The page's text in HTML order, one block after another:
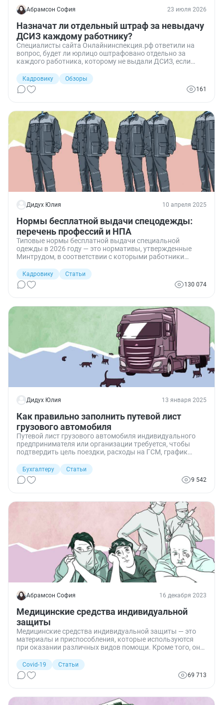
Абрамсон София 23 июля 2026
Назначат ли отдельный штраф за невыдачу
ДСИЗ каждому работнику?
Специалисты сайта Онлайнинспекция.рф ответили на
вопрос, будет ли юрлицо оштрафовано отдельно за
каждого работника, которому не выдали ДСИЗ, если
Кадровику
Обзоры
161
Дидух Юлия 10 апреля 2025
Нормы бесплатной выдачи спецодежды:
перечень профессий и НПА
Типовые нормы бесплатной выдачи специальной
одежды в 2026 году — это нормативы, утвержденные
Минтрудом, в соответствии с которыми работники
уборы, перчатки, очки и респираторы. Если
работодатель обеспечивает персонал положенными
средствами индивидуальной защиты в меньшем
Кадровику
Статьи
130 074
Дидух Юлия 13 января 2025
Как правильно заполнить путевой лист
грузового автомобиля
Путевой лист грузового автомобиля индивидуального
предпринимателя или организации требуется, чтобы
подтвердить цель поездки, расходы на ГСМ, график
документ вправе потребовать инспекторы ГИБДД,
Роструда, ФНС и за нарушения оштрафовать. Чтобы
этого не произошло, важно правильно его заполнить. Я
Бухгалтеру
Статьи
9 542
Абрамсон София 16 декабря 2023
Медицинские средства индивидуальной
защиты
Медицинские средства индивидуальной защиты — это
материалы и приспособления, которые используются
при оказании различных видов помощи. Кроме того, они
токсичными и зараженными объектами.
Covid-19
Статьи
69 713